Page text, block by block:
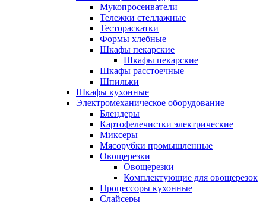
Мукопросеиватели
Тележки стеллажные
Тестораскатки
Формы хлебные
Шкафы пекарские
Шкафы пекарские
Шкафы расстоечные
Шпильки
Шкафы кухонные
Электромеханическое оборудование
Блендеры
Картофелечистки электрические
Миксеры
Мясорубки промышленные
Овощерезки
Овощерезки
Комплектующие для овощерезок
Процессоры кухонные
Слайсеры